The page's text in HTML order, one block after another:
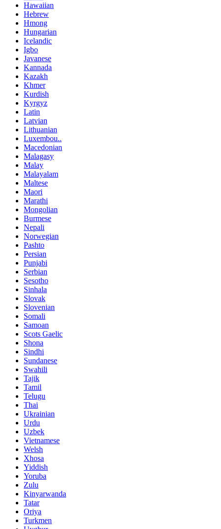
Hawaiian
Hebrew
Hmong
Hungarian
Icelandic
Igbo
Javanese
Kannada
Kazakh
Khmer
Kurdish
Kyrgyz
Latin
Latvian
Lithuanian
Luxembou..
Macedonian
Malagasy
Malay
Malayalam
Maltese
Maori
Marathi
Mongolian
Burmese
Nepali
Norwegian
Pashto
Persian
Punjabi
Serbian
Sesotho
Sinhala
Slovak
Slovenian
Somali
Samoan
Scots Gaelic
Shona
Sindhi
Sundanese
Swahili
Tajik
Tamil
Telugu
Thai
Ukrainian
Urdu
Uzbek
Vietnamese
Welsh
Xhosa
Yiddish
Yoruba
Zulu
Kinyarwanda
Tatar
Oriya
Turkmen